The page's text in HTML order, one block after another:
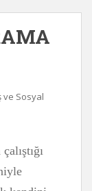
ve Sosyal